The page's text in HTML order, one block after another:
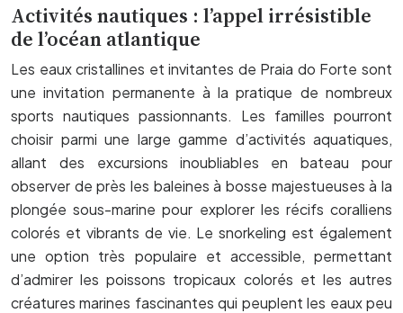
Activités nautiques : l’appel irrésistible
de l’océan atlantique
Les eaux cristallines et invitantes de Praia do Forte sont
une invitation permanente à la pratique de nombreux
sports nautiques passionnants. Les familles pourront
choisir parmi une large gamme d’activités aquatiques,
allant des excursions inoubliables en bateau pour
observer de près les baleines à bosse majestueuses à la
plongée sous-marine pour explorer les récifs coralliens
colorés et vibrants de vie. Le snorkeling est également
une option très populaire et accessible, permettant
d’admirer les poissons tropicaux colorés et les autres
créatures marines fascinantes qui peuplent les eaux peu